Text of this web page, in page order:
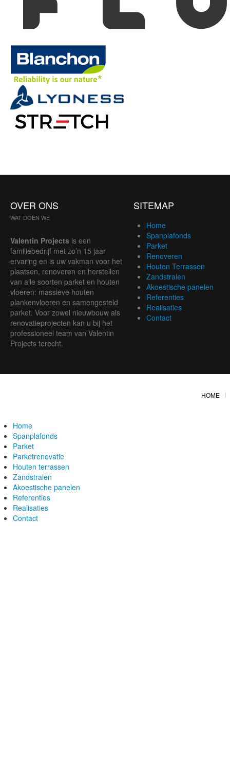
OVER ONS
WAT DOEN WE
Valentin Projects is een
familiebedrijf met zo’n 15 jaar
ervaring en is uw vakman voor het
plaatsen, renoveren en herstellen
van alle soorten parket en houten
vloeren: massieve houten
plankenvloeren en samengesteld
parket. Voor zowel nieuwbouw als
renovatieprojecten kan u bij het
professioneel team van Valentin
Projects terecht.
SITEMAP
Home
Spanplafonds
Parket
Renoveren
Houten Terrassen
Zandstralen
Akoestische panelen
Referenties
Realisaties
Contact
HOME
Home
Spanplafonds
Parket
Parketrenovatie
Houten terrassen
Zandstralen
Akoestische panelen
Referenties
Realisaties
Contact